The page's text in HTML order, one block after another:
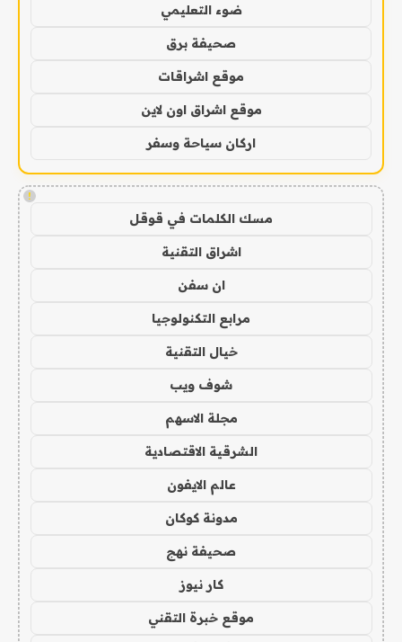
ضوء التعليمي
صحيفة برق
موقع اشراقات
موقع اشراق اون لاين
اركان سياحة وسفر
!
مسك الكلمات في قوقل
اشراق التقنية
ان سفن
مرابع التكنولوجيا
خيال التقنية
شوف ويب
مجلة الاسهم
الشرقية الاقتصادية
عالم الايفون
مدونة كوكان
صحيفة نهج
كار نيوز
موقع خبرة التقني